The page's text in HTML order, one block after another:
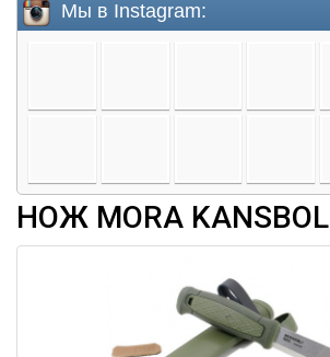
НОЖ MORA KANSBOL